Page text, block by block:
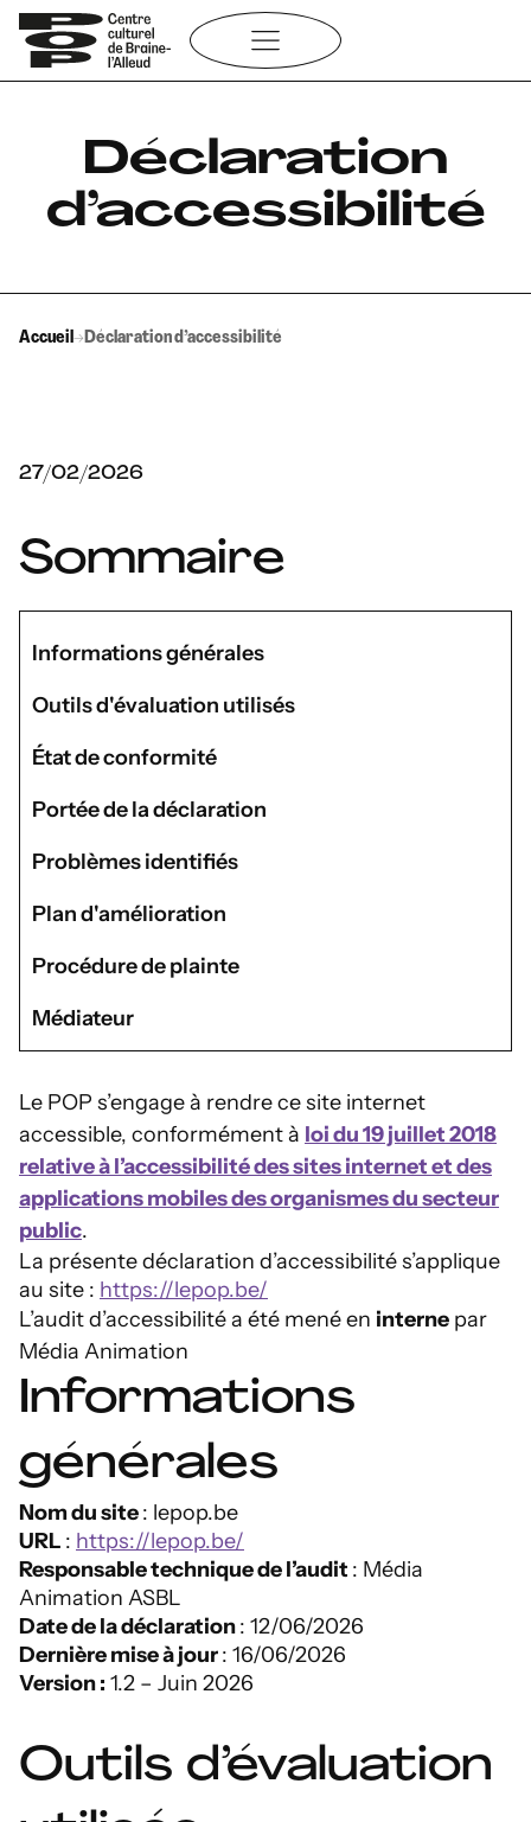
Aller
au
contenu
Déclaration
d’accessibilité
Accueil→Déclaration d’accessibilité
27/02/2026
Sommaire
Informations générales
Outils d'évaluation utilisés
État de conformité
Portée de la déclaration
Problèmes identifiés
Plan d'amélioration
Procédure de plainte
Médiateur
Le POP s’engage à rendre ce site internet
accessible, conformément à loi du 19 juillet 2018
relative à l’accessibilité des sites internet et des
applications mobiles des organismes du secteur
public.
La présente déclaration d’accessibilité s’applique
au site : https://lepop.be/
L’audit d’accessibilité a été mené en interne par
Média Animation
Informations
générales
Nom du site: lepop.be
URL : https://lepop.be/
Responsable technique de l’audit : Média
Animation ASBL
Date de la déclaration: 12/06/2026
Dernière mise à jour: 16/06/2026
Version : 1.2 – Juin 2026
Outils d’évaluation